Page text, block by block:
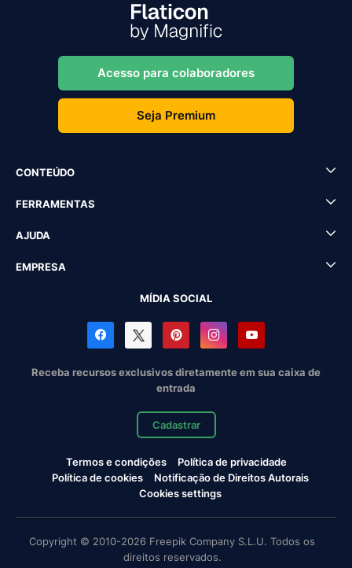
Acesso para colaboradores
Seja Premium
CONTEÚDO
FERRAMENTAS
AJUDA
EMPRESA
MÍDIA SOCIAL
Receba recursos exclusivos diretamente em sua caixa de
entrada
Cadastrar
Termos e condições
Política de privacidade
Política de cookies
Notificação de Direitos Autorais
Cookies settings
Copyright © 2010-2026 Freepik Company S.L.U. Todos os
direitos reservados.